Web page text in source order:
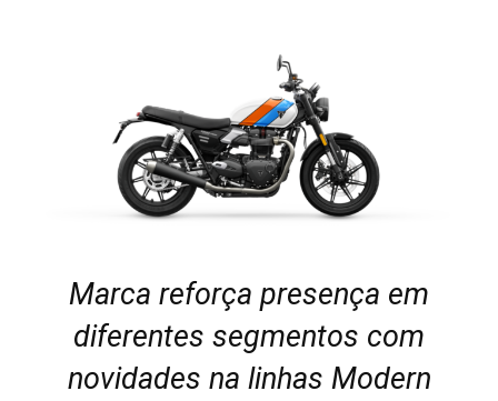
Marca reforça presença em
diferentes segmentos com
novidades na linhas Modern